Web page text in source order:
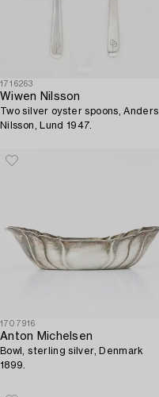
1716263
Wiwen Nilsson
Two silver oyster spoons, Anders
Nilsson, Lund 1947.
1707916
Anton Michelsen
Bowl, sterling silver, Denmark
1899.